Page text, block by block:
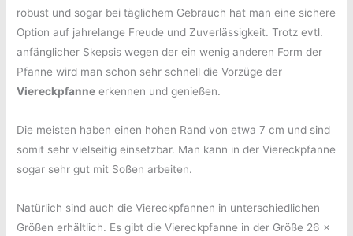
robust und sogar bei täglichem Gebrauch hat man eine sichere
Option auf jahrelange Freude und Zuverlässigkeit. Trotz evtl.
anfänglicher Skepsis wegen der ein wenig anderen Form der
Pfanne wird man schon sehr schnell die Vorzüge der
Viereckpfanne erkennen und genießen.
Die meisten haben einen hohen Rand von etwa 7 cm und sind
somit sehr vielseitig einsetzbar. Man kann in der Viereckpfanne
sogar sehr gut mit Soßen arbeiten.
Natürlich sind auch die Viereckpfannen in unterschiedlichen
Größen erhältlich. Es gibt die Viereckpfanne in der Größe 26 x